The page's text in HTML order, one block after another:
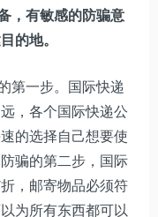
，有敏感的防骗意
的地。
第一步。国际快递
，各个国际快递公
的选择自己想要使
骗的第二步，国际
，邮寄物品必须符
为所有东西都可以